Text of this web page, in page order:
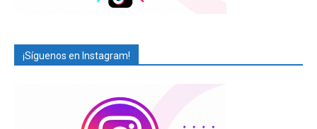
¡Síguenos en Instagram!